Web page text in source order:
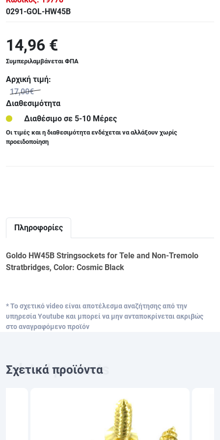
0291-GOL-HW45B
14,96 €
Συμπεριλαμβάνεται ΦΠΑ
Αρχική τιμή:
17,00€
Διαθεσιμότητα
Διαθέσιμο σε 5-10 Μέρες
Οι τιμές και η διαθεσιμότητα ενδέχεται να αλλάξουν χωρίς
προειδοποίηση
Πληροφορίες
Goldo HW45B Stringsockets for Tele and Non-Tremolo
Stratbridges, Color: Cosmic Black
* Το σχετικό video είναι αποτέλεσμα αναζήτησης από την
υπηρεσία Youtube και μπορεί να μην ανταποκρίνεται ακριβώς
στο αναγραφόμενο προϊόν
Σχετικά προϊόντα